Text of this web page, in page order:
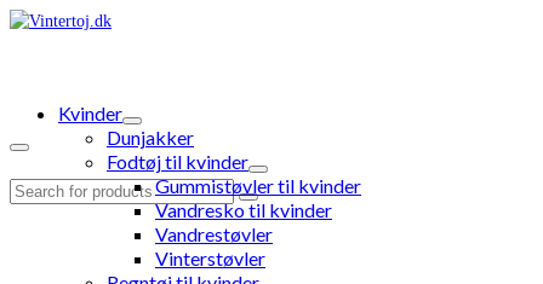
Search
Kvinder
Dunjakker
Fodtøj til kvinder
Gummistøvler til kvinder
Vandresko til kvinder
Vandrestøvler
Vinterstøvler